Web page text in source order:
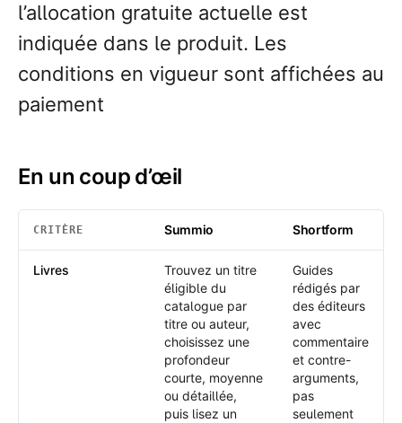
l’allocation gratuite actuelle est
indiquée dans le produit. Les
conditions en vigueur sont affichées au
paiement
En un coup d’œil
CRITÈRE Summio Shortform
Livres
Trouvez un titre
éligible du
catalogue par
titre ou auteur,
choisissez une
profondeur
courte, moyenne
ou détaillée,
puis lisez un
Guides
rédigés par
des éditeurs
avec
commentaire
et contre-
arguments,
pas
seulement